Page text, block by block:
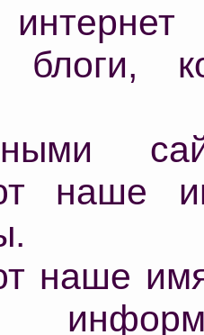
наше
наше